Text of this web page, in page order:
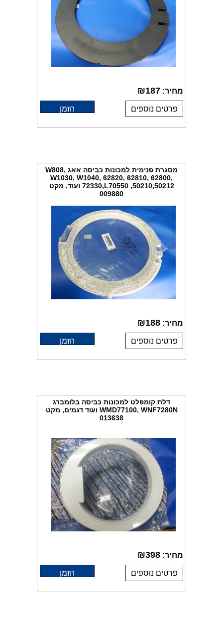
מחיר: ₪187
פרטים נוספים הזמן
מסגרת פנימית למכונות כביסה אאג W808,
W1030, W1040, 62820, 62810, 62800,
72330,L70550 ,50210,50212 ועוד, מקט
009880
מחיר: ₪188
פרטים נוספים הזמן
דלת קומפלט למכונות כביסה בלומברג
WMD77100, WNF7280N ועוד דגמים, מקט
013638
מחיר: ₪398
פרטים נוספים הזמן